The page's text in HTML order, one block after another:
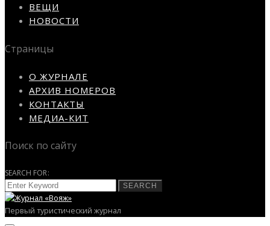
ВЕЩИ
НОВОСТИ
Страницы
О ЖУРНАЛЕ
АРХИВ НОМЕРОВ
КОНТАКТЫ
МЕДИА-КИТ
Поиск по сайту
SEARCH FOR:
SEARCH
Первый туристический журнал